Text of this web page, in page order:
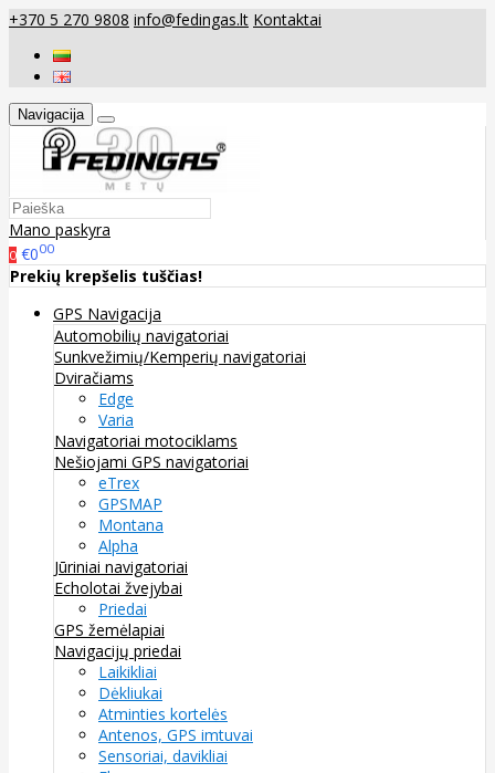
+370 5 270 9808 info@fedingas.lt Kontaktai
Navigacija
Mano paskyra
0 €000
Prekių krepšelis tuščias!
GPS Navigacija
Automobilių navigatoriai
Sunkvežimių/Kemperių navigatoriai
Dviračiams
Edge
Varia
Navigatoriai motociklams
Nešiojami GPS navigatoriai
eTrex
GPSMAP
Montana
Alpha
Jūriniai navigatoriai
Echolotai žvejybai
Priedai
GPS žemėlapiai
Navigacijų priedai
Laikikliai
Dėkliukai
Atminties kortelės
Antenos, GPS imtuvai
Sensoriai, davikliai